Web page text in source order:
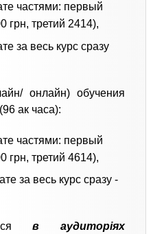
частями: первый
грн, третий 2414),
за весь курс сразу
онлайн) обучения
ак часа):
частями: первый
грн, третий 4614),
за весь курс сразу -
в аудиторіях